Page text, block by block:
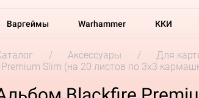
Варгеймы Warhammer ККИ
Аксессуары Для
Slim (на 20 листов по 3x3